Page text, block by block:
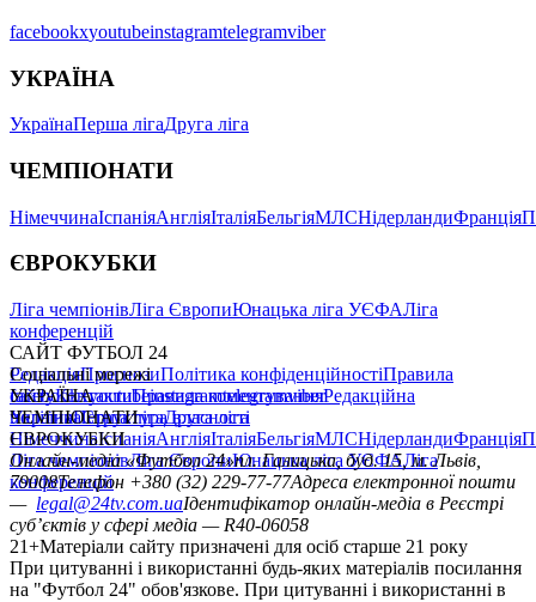
facebookxyoutubeinstagramtelegramviber
УКРАЇНА
УкраїнаПерша лігаДруга ліга
ЧЕМПІОНАТИ
НімеччинаІспаніяАнгліяІталіяБельгіяМЛСНідерландиФранція
ЄВРОКУБКИ
Ліга чемпіонівЛіга ЄвропиЮнацька ліга УЄФАЛіга
конференцій
САЙТ ФУТБОЛ 24
РедакціяПрогнозиПолітика конфіденційностіПравила
сайтуКонтактиПравила коментуванняРедакційна
політикаСтруктура власності
Соціальні мережі
facebookxyoutubeinstagramtelegramviber
УКРАЇНА
УкраїнаПерша лігаДруга ліга
ЧЕМПІОНАТИ
НімеччинаІспаніяАнгліяІталіяБельгіяМЛСНідерландиФранція
ЄВРОКУБКИ
Ліга чемпіонівЛіга ЄвропиЮнацька ліга УЄФАЛіга
конференцій
Онлайн-медіа «Футбол 24»пл. Галицька, буд. 15, м. Львів,
79008Телефон +380 (32) 229-77-77Адреса електронної пошти
— legal@24tv.com.uaІдентифікатор онлайн-медіа в Реєстрі
суб’єктів у сфері медіа — R40-06058
21+Матеріали сайту призначені для осіб старше 21 року
При цитуванні і використанні будь-яких матеріалів посилання
на "Футбол 24" обов'язкове. При цитуванні і використанні в